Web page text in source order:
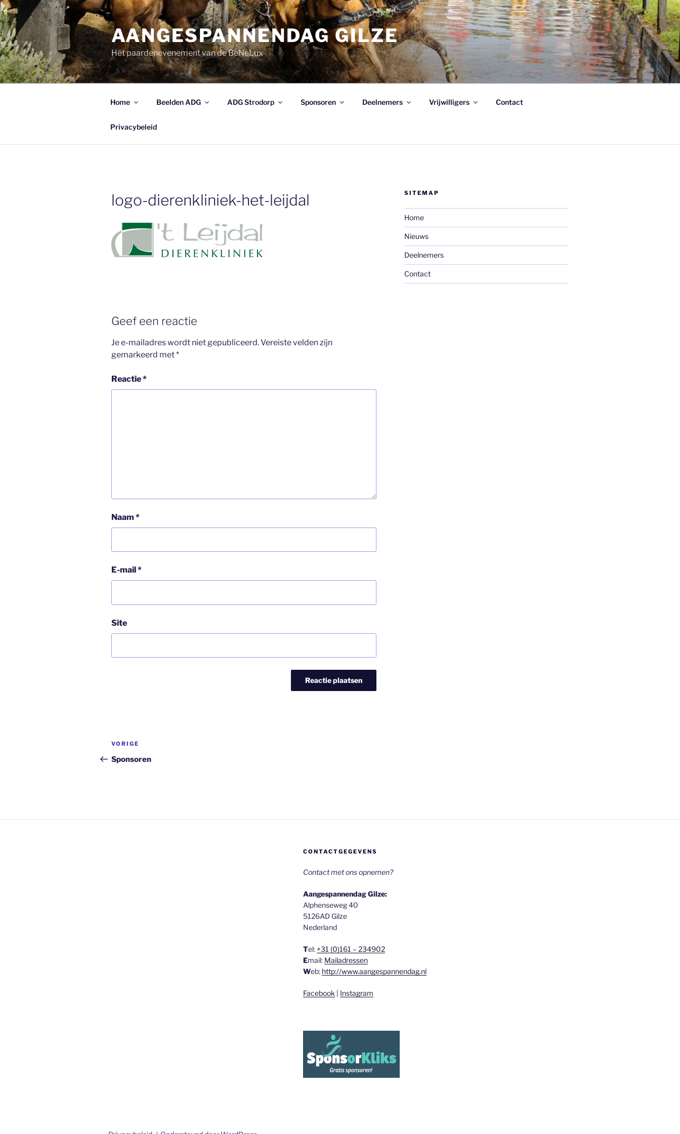
Ga
naar
de
inhoud
AANGESPANNENDAG GILZE
Hét paardenevenement van de BeNeLux
Home Beelden ADG ADG Strodorp Sponsoren Deelnemers Vrijwilligers Contact
Privacybeleid
logo-dierenkliniek-het-leijdal
Geef een reactie
Je e-mailadres wordt niet gepubliceerd.Vereiste velden zijn
gemarkeerd met*
Reactie*
Naam *
E-mail *
Site
Bericht
navigatie
Vorig
bericht
VORIGE
Sponsoren
SITEMAP
Home
Nieuws
Deelnemers
Contact
CONTACTGEGEVENS
Contact met ons opnemen?
Aangespannendag Gilze:
Alphenseweg 40
5126AD Gilze
Nederland
Tel: +31 (0)161 – 234902
Email: Mailadressen
Web: http://www.aangespannendag.nl
Facebook Instagram